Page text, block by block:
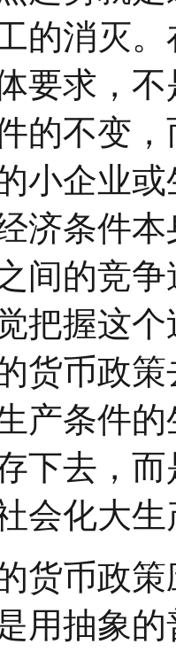
的消灭
要求，
的不变
小企业
济条件
间的竞
把握这
货币政
产条件
下去，
会化大
货币政
用抽象